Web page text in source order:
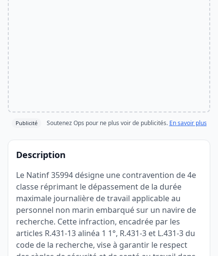
Publicité Soutenez Ops pour ne plus voir de publicités. En savoir plus
Description
Le Natinf 35994 désigne une contravention de 4e
classe réprimant le dépassement de la durée
maximale journalière de travail applicable au
personnel non marin embarqué sur un navire de
recherche. Cette infraction, encadrée par les
articles R.431-13 alinéa 1 1°, R.431-3 et L.431-3 du
code de la recherche, vise à garantir le respect